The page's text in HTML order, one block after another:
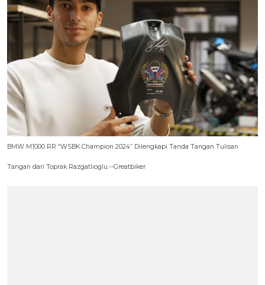
BMW M1000 RR “WSBK Champion 2024” Dilengkapi Tanda Tangan Tulisan
Tangan dari Toprak Razgatlioglu.--Greatbiker